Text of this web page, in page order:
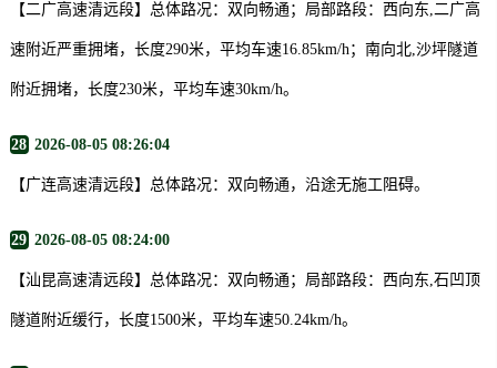
【二广高速清远段】总体路况：双向畅通；局部路段：西向东,二广高
速附近严重拥堵，长度290米，平均车速16.85km/h；南向北,沙坪隧道
附近拥堵，长度230米，平均车速30km/h。
28 2026-08-05 08:26:04
【广连高速清远段】总体路况：双向畅通，沿途无施工阻碍。
29 2026-08-05 08:24:00
【汕昆高速清远段】总体路况：双向畅通；局部路段：西向东,石凹顶
隧道附近缓行，长度1500米，平均车速50.24km/h。